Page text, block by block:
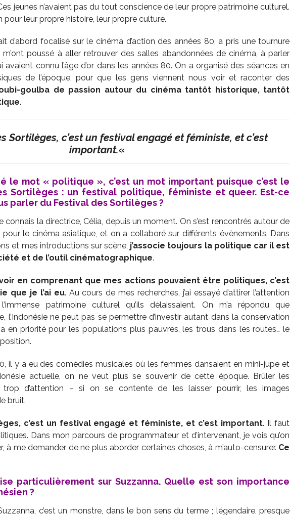
jeunes n’avaient pas du tout conscience de leur propre patrimoine culturel.
pour leur propre histoire, leur propre culture.
d’abord focalisé sur le cinéma d’action des années 80, a pris une tournure
poussé à aller retrouver des salles abandonnées de cinéma, à parler
connu l’âge d’or dans les années 80. On a organisé des séances en
de l’époque, pour que les gens viennent nous voir et raconter des
goulba de passion autour du cinéma tantôt historique, tantôt
.
Sortilèges, c’est un festival engagé et féministe, et c’est
important.«
le mot « politique », c’est un mot important puisque c’est le
Sortilèges : un festival politique, féministe et queer. Est-ce
parler du Festival des Sortilèges ?
connais la directrice, Célia, depuis un moment. On s’est rencontrés autour de
le cinéma asiatique, et on a collaboré sur différents évènements. Dans
et mes introductions sur scène, j’associe toujours la politique car il est
et de l’outil cinématographique.
en comprenant que mes actions pouvaient être politiques, c’est
que je l’ai eu. Au cours de mes recherches, j’ai essayé d’attirer l’attention
patrimoine culturel qu’ils délaissaient. On m’a répondu que
l’Indonésie ne peut pas se permettre d’investir autant dans la conservation
en priorité pour les populations plus pauvres, les trous dans les routes… le
il y a eu des comédies musicales où les femmes dansaient en mini-jupe et
actuelle, on ne veut plus se souvenir de cette époque. Brûler les
trop d’attention – si on se contente de les laisser pourrir, les images
bruit.
c’est un festival engagé et féministe, et c’est important. Il faut
Dans mon parcours de programmateur et d’intervenant, je vois qu’on
à me demander de ne plus aborder certaines choses, à m’auto-censurer. Ce
particulièrement sur Suzzanna. Quelle est son importance
?
c’est un monstre, dans le bon sens du terme ; légendaire, presque